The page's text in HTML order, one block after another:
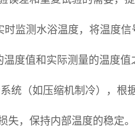
监测水浴温度，将温度
度值和实际测量的温度值
统（如压缩机制冷），根
失，保持内部温度的稳定。